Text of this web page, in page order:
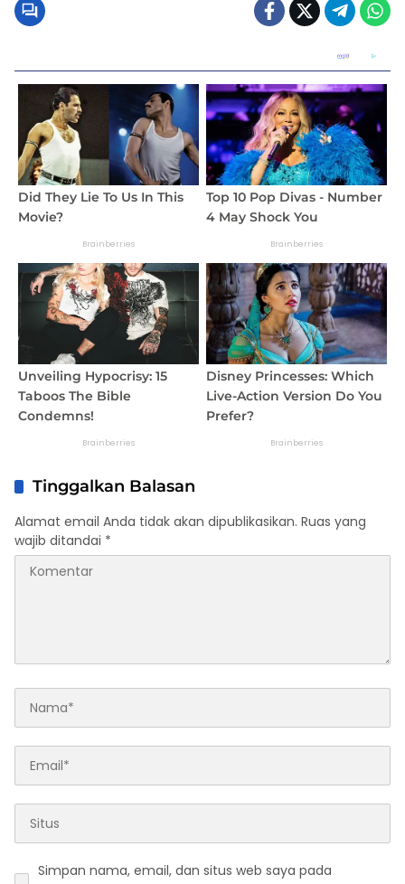
Tinggalkan Balasan
Alamat email Anda tidak akan dipublikasikan. Ruas yang
wajib ditandai *
Simpan nama, email, dan situs web saya pada